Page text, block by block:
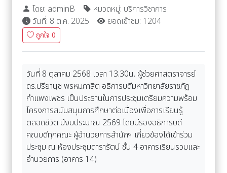
โดย: adminB
หมวดหมู่: บริการวิชาการ
วันที่: 8 ต.ค. 2025
ยอดเข้าชม: 1204
ถูกใจ 0
วันที่ 8 ตุลาคม 2568 เวลา 13.30น. ผู้ช่วยศาสตราจารย์
ดร.ปรียานุช พรหมภาสิต อธิการบดีมหาวิทยาลัยราชภัฏ
กำแพงเพชร เป็นประธานในการประชุมเตรียมความพร้อม
โครงการสนับสนุนการศึกษาต่อเนื่องเพื่อการเรียนรู้
ตลอดชีวิต ปีงบประมาณ 2569 โดยมีรองอธิการบดี
คณบดีทุกคณะ ผู้อำนวยการสำนักฯ เกี่ยวข้องได้เข้าร่วม
ประชุม ณ ห้องประชุมดารารัตน์ ชั้น 4 อาคารเรียนรวมและ
อำนวยการ (อาคาร 14)